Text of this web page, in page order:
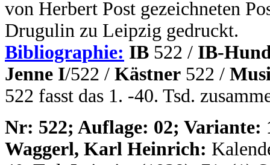
von Herbert Post gezeichneten
Drugulin zu Leipzig gedruckt.
Bibliographie: IB 522 / IB-
Jenne I/522 / Kästner 522 /
522 fasst das 1. -40. Tsd.
Nr: 522; Auflage: 02; Variante:
Waggerl, Karl Heinrich: